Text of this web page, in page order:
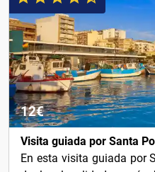
12€
Visita guiada por Santa
En esta visita guiada por